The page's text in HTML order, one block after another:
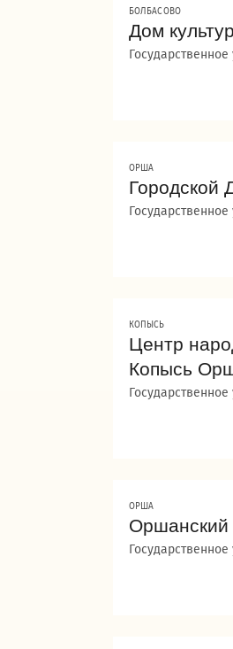
БОЛБАСОВО
Дом
ОРША
Городской
КОПЫСЬ
Центр
Копысь
ОРША
Оршанский